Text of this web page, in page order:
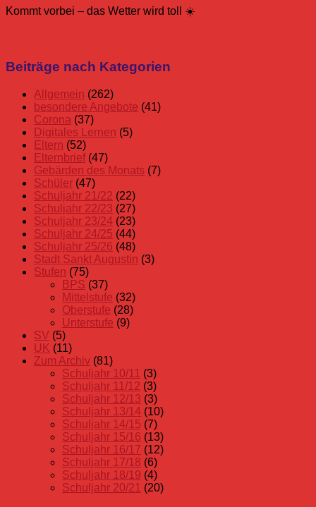
Kommt vorbei – das Wetter wird toll ☀️
Allgemein
Schuljahr
ProjektwocheSchulfest
Beiträge nach Kategorien
Allgemein (262)
besondere Angebote (41)
Corona (37)
Digitales Lernen (5)
Eltern (52)
Elternbrief(47)
Gebärden des Monats (7)
Schüler (47)
Schuljahr 21/22 (22)
Schuljahr 22/23 (27)
Schuljahr 23/24 (23)
Schuljahr 24/25 (44)
Schuljahr 25/26 (48)
Stadt Sankt Augustin (3)
Stufen (75)
BPS (37)
Mittelstufe (32)
Oberstufe (28)
Unterstufe (9)
SV (5)
UK (11)
Zum Archiv (81)
Schuljahr 10/11 (3)
Schuljahr 11/12 (3)
Schuljahr 12/13 (3)
Schuljahr 13/14 (10)
Schuljahr 14/15 (7)
Schuljahr 15/16 (13)
Schuljahr 16/17 (12)
Schuljahr 17/18 (6)
Schuljahr 18/19 (4)
Schuljahr 20/21 (20)